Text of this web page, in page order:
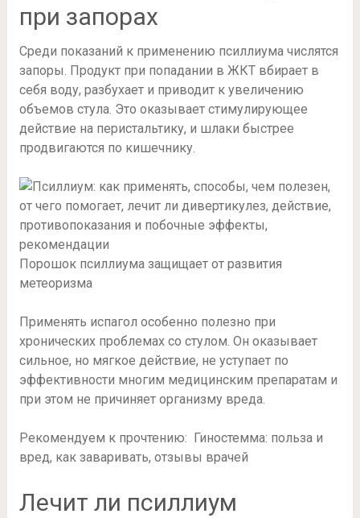
при запорах
Среди показаний к применению псиллиума числятся
запоры. Продукт при попадании в ЖКТ вбирает в
себя воду, разбухает и приводит к увеличению
объемов стула. Это оказывает стимулирующее
действие на перистальтику, и шлаки быстрее
продвигаются по кишечнику.
Порошок псиллиума защищает от развития
метеоризма
Применять испагол особенно полезно при
хронических проблемах со стулом. Он оказывает
сильное, но мягкое действие, не уступает по
эффективности многим медицинским препаратам и
при этом не причиняет организму вреда.
Рекомендуем к прочтению: Гиностемма: польза и
вред, как заваривать, отзывы врачей
Лечит ли псиллиум